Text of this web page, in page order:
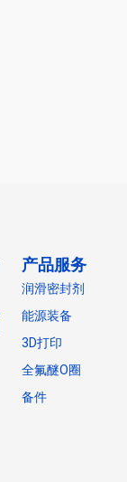
产品服务
润滑密封剂
能源装备
3D打印
全氟醚O圈
备件